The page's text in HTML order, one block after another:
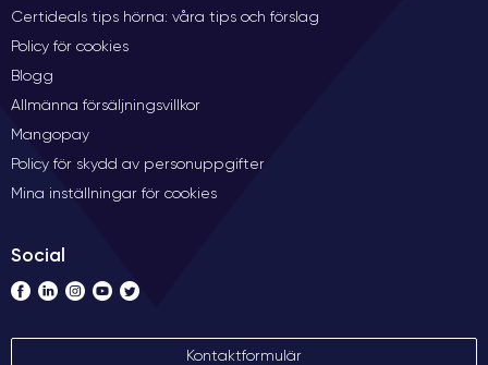
Certideals tips hörna: våra tips och förslag
Policy för cookies
Blogg
Allmänna försäljningsvillkor
Mangopay
Policy för skydd av personuppgifter
Mina inställningar för cookies
Social
Kontaktformulär